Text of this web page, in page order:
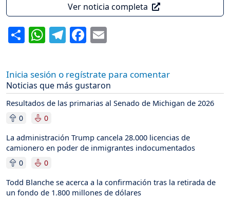
Ver noticia completa
ShareWhatsApp
Telegram
Facebook
Inicia sesión o regístrate para comentar
Noticias que más gustaron
Resultados de las primarias al Senado de Michigan de 2026
0 0
La administración Trump cancela 28.000 licencias de
camionero en poder de inmigrantes indocumentados
0 0
Todd Blanche se acerca a la confirmación tras la retirada de
un fondo de 1.800 millones de dólares